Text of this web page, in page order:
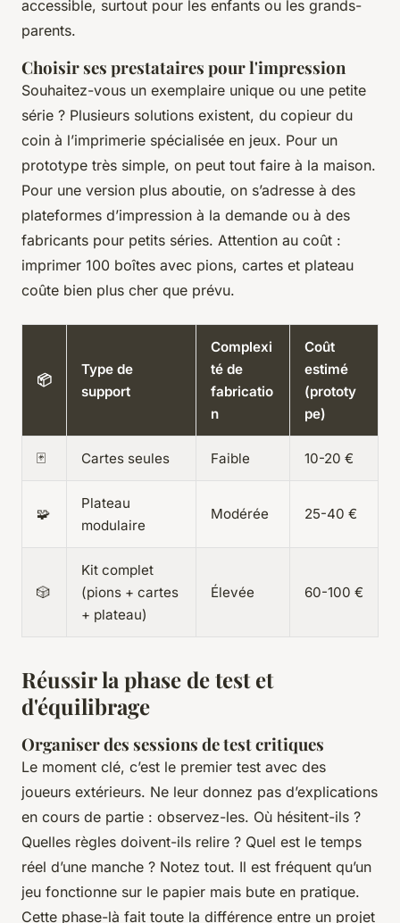
accessible, surtout pour les enfants ou les grands-
parents.
Choisir ses prestataires pour l'impression
Souhaitez-vous un exemplaire unique ou une petite
série ? Plusieurs solutions existent, du copieur du
coin à l’imprimerie spécialisée en jeux. Pour un
prototype très simple, on peut tout faire à la maison.
Pour une version plus aboutie, on s’adresse à des
plateformes d’impression à la demande ou à des
fabricants pour petits séries. Attention au coût :
imprimer 100 boîtes avec pions, cartes et plateau
coûte bien plus cher que prévu.
📦
Type de
support
Complexi
té de
fabricatio
n
Coût
estimé
(prototy
pe)
🃏 Cartes seules Faible 10-20 €
🧩
Plateau
modulaire
Modérée 25-40 €
🎲
Kit complet
(pions + cartes
+ plateau)
Élevée 60-100 €
Réussir la phase de test et
d'équilibrage
Organiser des sessions de test critiques
Le moment clé, c’est le premier test avec des
joueurs extérieurs. Ne leur donnez pas d’explications
en cours de partie : observez-les. Où hésitent-ils ?
Quelles règles doivent-ils relire ? Quel est le temps
réel d’une manche ? Notez tout. Il est fréquent qu’un
jeu fonctionne sur le papier mais bute en pratique.
Cette phase-là fait toute la différence entre un projet